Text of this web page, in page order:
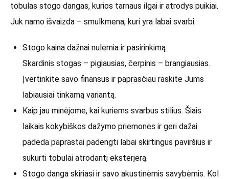
tobulas stogo dangas, kurios tarnaus ilgai ir atrodys puikiai.
Juk namo išvaizda – smulkmena, kuri yra labai svarbi.
Stogo kaina dažnai nulemia ir pasirinkimą.
Skardinis stogas – pigiausias, čerpinis – brangiausias.
Įvertinkite savo finansus ir paprasčiau raskite Jums
labiausiai tinkamą variantą.
Kaip jau minėjome, kai kuriems svarbus stilius. Šiais
laikais kokybiškos dažymo priemonės ir geri dažai
padeda paprastai padengti labai skirtingus paviršius ir
sukurti tobulai atrodantį eksterjerą.
Stogo danga skiriasi ir savo akustinėmis savybėmis. Kol